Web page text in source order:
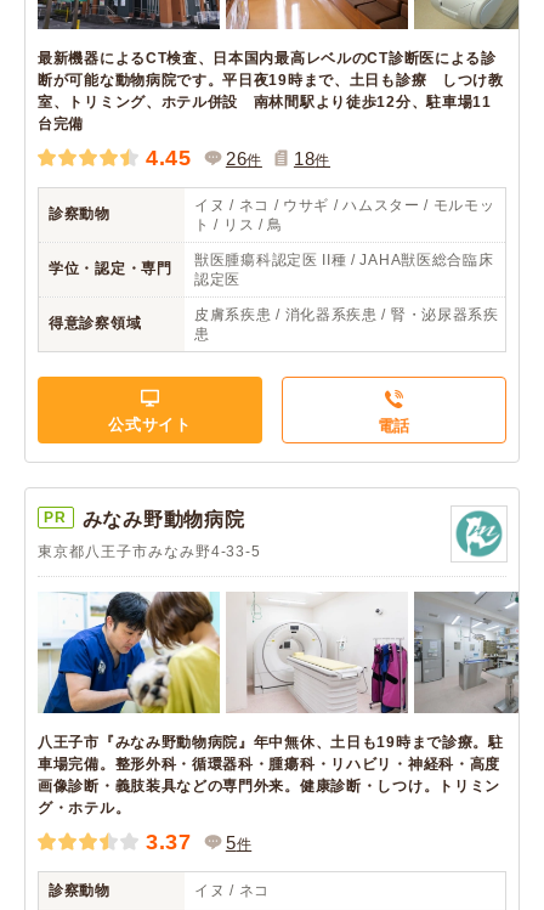
最新機器によるCT検査、日本国内最高レベルのCT診断医による診
断が可能な動物病院です。平日夜19時まで、土日も診療 しつけ教
室、トリミング、ホテル併設 南林間駅より徒歩12分、駐車場11
台完備
4.45 26件 18件
診察動物
イヌ / ネコ / ウサギ / ハムスター / モルモッ
ト / リス / 鳥
学位・認定・専門
獣医腫瘍科認定医 II種 / JAHA獣医総合臨床
認定医
得意診察領域
皮膚系疾患 / 消化器系疾患 / 腎・泌尿器系疾
患
公式サイト 電話
PR みなみ野動物病院
東京都八王子市みなみ野4-33-5
八王子市『みなみ野動物病院』年中無休、土日も19時まで診療。駐
車場完備。整形外科・循環器科・腫瘍科・リハビリ・神経科・高度
画像診断・義肢装具などの専門外来。健康診断・しつけ。トリミン
グ・ホテル。
3.37 5件
診察動物 イヌ / ネコ